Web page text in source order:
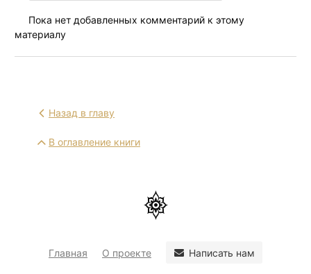
Пока нет добавленных комментарий к этому
материалу
Назад в главу
В оглавление книги
Главная О проекте Написать нам